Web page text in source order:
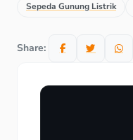
Sepeda Gunung Listrik
Share: